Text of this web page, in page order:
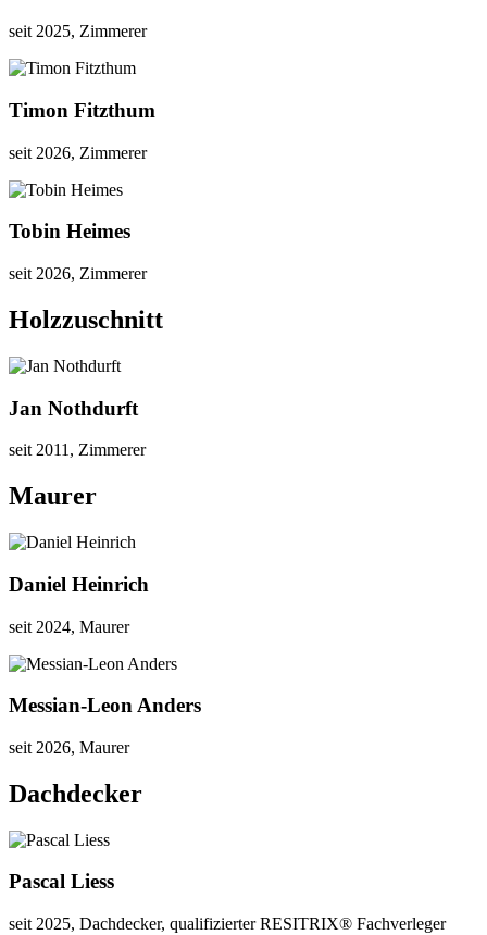
seit 2025, Zimmerer
Timon Fitzthum
seit 2026, Zimmerer
Tobin Heimes
seit 2026, Zimmerer
Holzzuschnitt
Jan Nothdurft
seit 2011, Zimmerer
Maurer
Daniel Heinrich
seit 2024, Maurer
Messian-Leon Anders
seit 2026, Maurer
Dachdecker
Pascal Liess
seit 2025, Dachdecker, qualifizierter RESITRIX® Fachverleger